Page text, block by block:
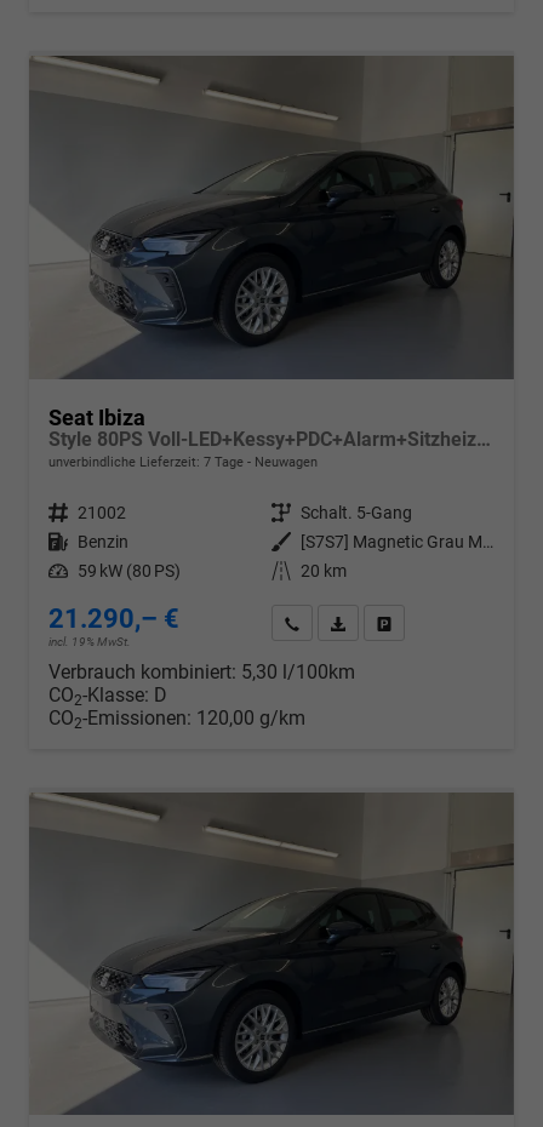
Seat Ibiza
Style 80PS Voll-LED+Kessy+PDC+Alarm+Sitzheizung+Kamera+App-Connect
unverbindliche Lieferzeit: 7 Tage Neuwagen
Fahrzeugnr. 21002 Getriebe Schalt. 5-Gang
Kraftstoff Benzin Außenfarbe
[S7S7] Magnetic Grau Metallic
Leistung 59 kW (80 PS) Kilometerstand 20 km
21.290,– €
incl. 19% MwSt.
Wir rufen Sie anPDF-Datei, Fahrzeugexposé
Verbrauch kombiniert: 5,30 l/100km
CO2-Klasse: D
CO2-Emissionen: 120,00 g/km